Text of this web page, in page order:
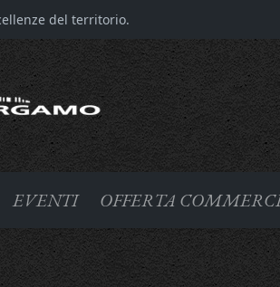
del territorio.
EVENTI OFFERTA